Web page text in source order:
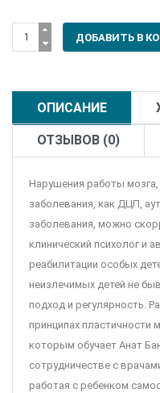
ОПИСАНИЕ
ОТЗЫВОВ (0)
Нарушения работы
заболевания, как ДЦП,
заболевания, можно
клинический психолог и
реабилитации особых
неизлечимых детей не
подход и регулярность.
принципах пластичности
которым обучает Анат
сотрудничестве с
работая с ребенком